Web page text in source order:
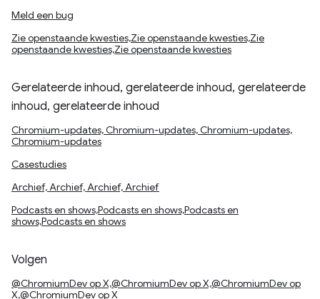
Meld een bug
Zie openstaande kwesties,Zie openstaande kwesties,Zie
openstaande kwesties,Zie openstaande kwesties
Gerelateerde inhoud, gerelateerde inhoud, gerelateerde
inhoud, gerelateerde inhoud
Chromium-updates, Chromium-updates, Chromium-updates,
Chromium-updates
Casestudies
Archief, Archief, Archief, Archief
Podcasts en shows,Podcasts en shows,Podcasts en
shows,Podcasts en shows
Volgen
@ChromiumDev op X,@ChromiumDev op X,@ChromiumDev op
X,@ChromiumDev op X